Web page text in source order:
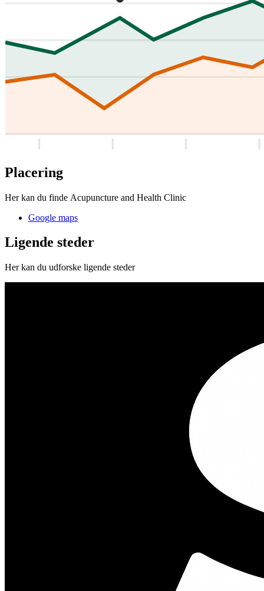
Placering
Her kan du finde Acupuncture and Health Clinic
Google maps
Ligende steder
Her kan du udforske ligende steder